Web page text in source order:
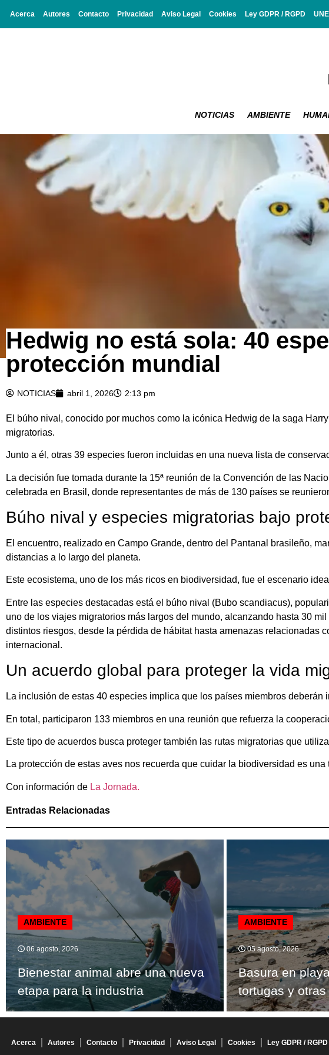
Acerca Autores Contacto Privacidad Aviso Legal Cookies Ley GDPR / RGPD
NOTICIAS AMBIENTE
Hedwig no está sola: 40
protección mundial
NOTICIAS abril 1, 2026 2:13 pm
El búho nival, conocido por muchos como la icónica Hedwig de la saga
migratorias.
Junto a él, otras 39 especies fueron incluidas en una nueva lista de
La decisión fue tomada durante la 15ª reunión de la Convención de las
celebrada en Brasil, donde representantes de más de 130 países se
Búho nival y especies migratorias bajo
El encuentro, realizado en Campo Grande, dentro del Pantanal brasileño,
distancias a lo largo del planeta.
Este ecosistema, uno de los más ricos en biodiversidad, fue el escenario
Entre las especies destacadas está el búho nival (Bubo scandiacus),
uno de los viajes migratorios más largos del mundo, alcanzando hasta 30
distintos riesgos, desde la pérdida de hábitat hasta amenazas relacionadas
internacional.
Un acuerdo global para proteger la vida
La inclusión de estas 40 especies implica que los países miembros
En total, participaron 133 miembros en una reunión que refuerza la
Este tipo de acuerdos busca proteger también las rutas migratorias que
La protección de estas aves nos recuerda que cuidar la biodiversidad es
Con información de La Jornada.
Entradas Relacionadas
AMBIENTE
06 agosto, 2026
Bienestar animal abre una nueva
etapa para la industria
AMBIENTE
05 agosto, 2026
Basura en
tortugas y
Acerca Autores Contacto Privacidad Aviso Legal Cookies Ley GDPR / RGPD